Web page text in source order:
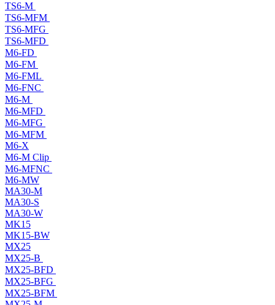
TS6-M
TS6-MFM
TS6-MFG
TS6-MFD
M6-FD
M6-FM
M6-FML
M6-FNC
M6-M
M6-MFD
M6-MFG
M6-MFM
M6-X
M6-M Clip
M6-MFNC
M6-MW
MA30-M
MA30-S
MA30-W
MK15
MK15-BW
MX25
MX25-B
MX25-BFD
MX25-BFG
MX25-BFM